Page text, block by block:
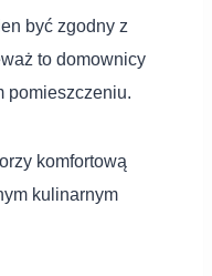
być zgodny z
to domownicy
pomieszczeniu.
komfortową
kulinarnym